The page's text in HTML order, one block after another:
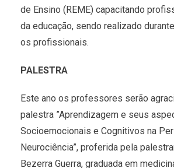
de Ensino (REME) capacitando
da educação, sendo realizado
os profissionais.
PALESTRA
Este ano os professores serão
palestra ”Aprendizagem e seus
Socioemocionais e Cognitivos na
Neurociência”, proferida pela
Bezerra Guerra, graduada em